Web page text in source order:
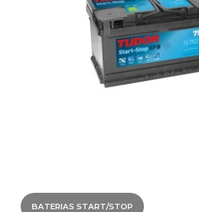
BATERIAS START/STOP